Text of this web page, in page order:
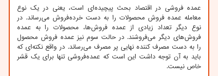
عمده‌ فروشی در اقتصاد بحث پیچیده‌ای است، یعنی در یک نوع
معامله عمده فروش محصولات را به دست خرده‌فروش می‌رساند. در
نوع دیگر تعداد زیادی از عمده فروش‌ها، محصولات را به عمده
فروش‌های دیگر می‌فروشند. در حالت سوم نیز عمده فروش محصول
را به دست مصرف کننده نهایی پر مصرف می‌رساند. در واقع نکته‌ای که
باید به آن توجه داشت این است که عمده‌فروشی تنها برای یک قشر
خاص نیست.